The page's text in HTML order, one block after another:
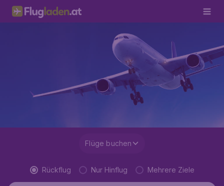
Flüge buchen
Rückflug Nur Hinflug Mehrere Ziele